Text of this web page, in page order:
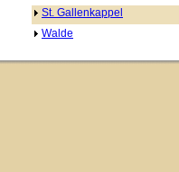
St. Gallenkappel
Walde